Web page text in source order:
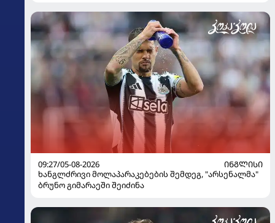
09:27/05-08-2026
ᲘᲜᲒᲚᲘᲡᲘ
ხანგლძრივი მოლაპარაკებების შემდეგ, "არსენალმა"
ბრუნო გიმარაეში შეიძინა